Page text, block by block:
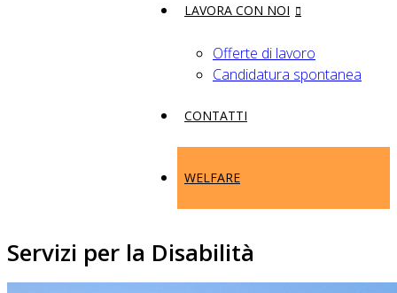
LAVORA CON NOI
Offerte di lavoro
Candidatura spontanea
CONTATTI
WELFARE
Servizi per la Disabilità